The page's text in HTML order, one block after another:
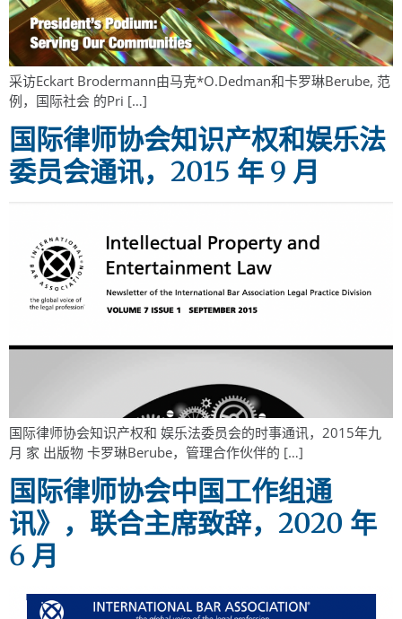
采访Eckart Brodermann由马克*O.Dedman和卡罗琳Berube, 范
例，国际社会 的Pri […]
国际律师协会知识产权和娱乐法
委员会通讯，2015 年 9 月
国际律师协会知识产权和 娱乐法委员会的时事通讯，2015年九
月 家 出版物 卡罗琳Berube，管理合作伙伴的 […]
国际律师协会中国工作组通
讯》，联合主席致辞，2020 年
6 月